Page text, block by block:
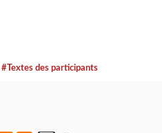
#Textes des participants